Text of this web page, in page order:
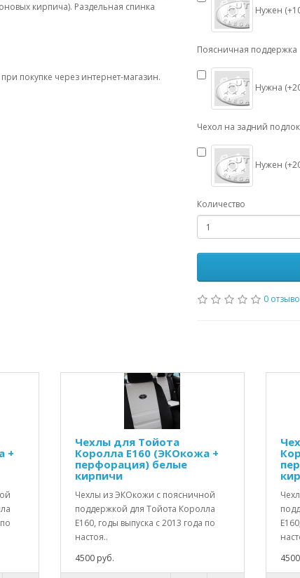
кирпича). Раздельная спинка
покупке через интернет-магазин.
Нужен
Поясничная поддержка
Нужна
Чехол на задний
Нужен
Количество
0
+
Чехлы для Тойота
Королла Е160 (ЭКОкожа +
перфорация) белые
кирпичи
Чехлы из ЭКОкожи с поясничной
поддержкой для Тойота Королла
Е160, годы выпуска с 2013 года по
настоя..
4500 руб.